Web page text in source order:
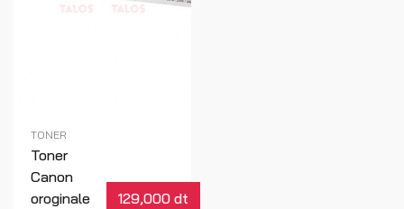
TONER
Toner
Canon
oroginale
129,000 dt